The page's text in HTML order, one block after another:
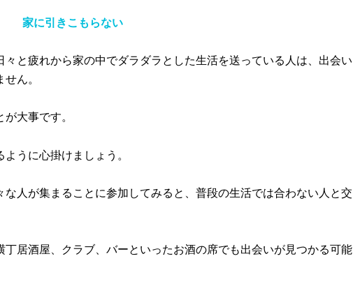
家に引きこもらない
と疲れから家の中でダラダラとした生活を送っている人は、出会い
ん。
大事です。
うに心掛けましょう。
人が集まることに参加してみると、普段の生活では合わない人と交
居酒屋、クラブ、バーといったお酒の席でも出会いが見つかる可能